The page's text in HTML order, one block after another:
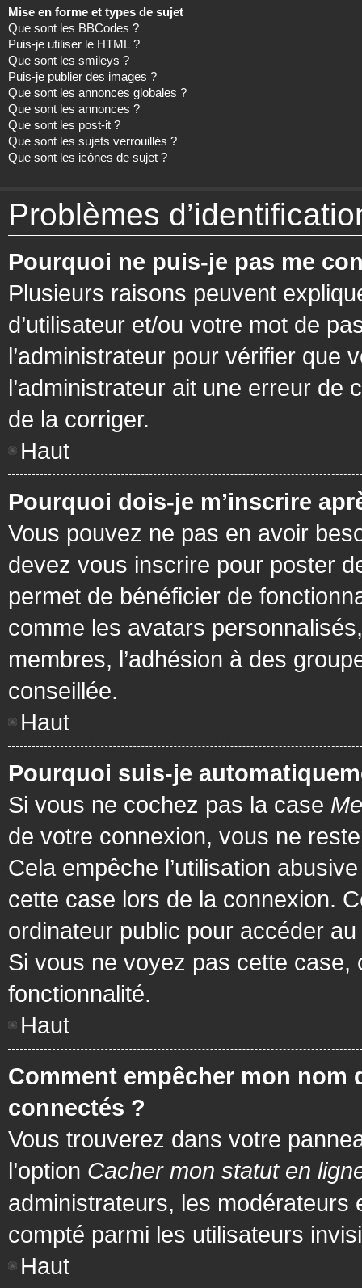
Mise en forme et types de sujet
Que sont les BBCodes ?
Puis-je utiliser le HTML ?
Que sont les smileys ?
Puis-je publier des images ?
Que sont les annonces globales ?
Que sont les annonces ?
Que sont les post-it ?
Que sont les sujets verrouillés ?
Que sont les icônes de sujet ?
Problèmes
Pourquoi ne puis-je pas me
Plusieurs raisons peuvent
d’utilisateur et/ou votre mot de
l’administrateur pour vérifier que
l’administrateur ait une erreur de
de la corriger.
Haut
Pourquoi dois-je m’inscrire
Vous pouvez ne pas en avoir
devez vous inscrire pour poster
permet de bénéficier de
comme les avatars
membres, l’adhésion à des
conseillée.
Haut
Pourquoi suis-je
Si vous ne cochez pas la case
de votre connexion, vous ne
Cela empêche l’utilisation
cette case lors de la connexion.
ordinateur public pour accéder
Si vous ne voyez pas cette case,
fonctionnalité.
Haut
Comment empêcher mon nom
connectés ?
Vous trouverez dans votre
l’option Cacher mon statut en
administrateurs, les
compté parmi les utilisateurs
Haut